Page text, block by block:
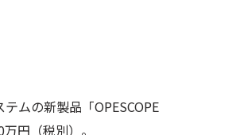
ムの新製品「OPESCOPE
円（税別）。